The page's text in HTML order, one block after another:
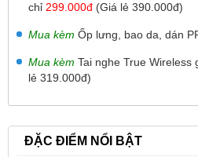
chỉ 299.000đ (Giá lẻ 390.000đ)
Mua kèm Ốp lưng, bao da, dán
Mua kèm Tai nghe True Wireless
lẻ 319.000đ)
ĐẶC ĐIỂM NỔI BẬT